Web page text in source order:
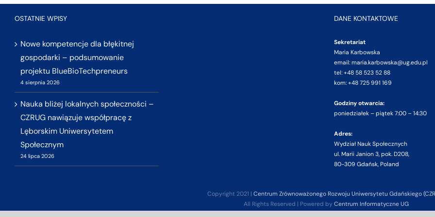
OSTATNIE WPISY
Nowe kompetencje dla błękitnej
gospodarki – podsumowanie
projektu BlueBioTechpreneurs
4 sierpnia 2026
Nauka bliżej lokalnych społeczności –
CZRUG nawiązuje współpracę z
Lęborskim Uniwersytetem
Społecznym
24 lipca 2026
DANE KONTAKTOWE
Sekretariat
Maria Karbowska
email: maria.karbowska@ug.edu.pl
tel: +48 58 523 52 88
kom: +48 725 991 169
Godziny otwarcia:
poniedziałek – piątek 7:00 – 14:30
Adres:
Wydział Nauk Społecznych
ul. Marii Janion 3, pok. D208,
80-309 Gdańsk, Poland
Copyright 2021 | Centrum Zrównoważonego Rozwoju Uniwersytetu Gdańskiego
All Rights Reserved | Powered by Centrum Informatyczne UG